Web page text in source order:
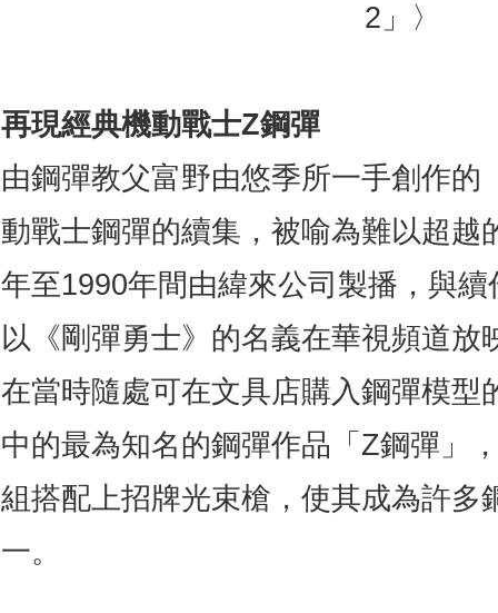
2」〉
再現經典機動戰士Z鋼彈
由鋼彈教父富野由悠季所一手創作的
動戰士鋼彈的續集，被喻為難以超越
年至1990年間由緯來公司製播，與
以《剛彈勇士》的名義在華視頻道放
在當時隨處可在文具店購入鋼彈模型
中的最為知名的鋼彈作品「Z鋼彈」
組搭配上招牌光束槍，使其成為許多
一。